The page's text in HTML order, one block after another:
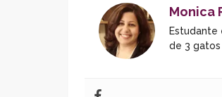
Monica
Estudante
de 3